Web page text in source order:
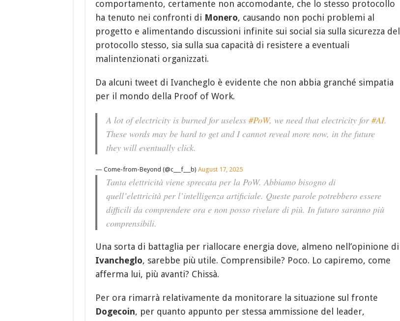
comportamento, certamente non accomodante, che lo stesso protocollo
ha tenuto nei confronti di Monero, causando non pochi problemi al
progetto e alimentando discussioni infinite sui social sia sulla sicurezza del
protocollo stesso, sia sulla sua capacità di resistere a eventuali
malintenzionati organizzati.
Da alcuni tweet di Ivancheglo è evidente che non abbia granché simpatia
per il mondo della Proof of Work.
A lot of electricity is burned for useless #PoW, we need that electricity for #AI.
These words may be hard to get and I cannot reveal more now, in the future
they will eventually click.
— Come-from-Beyond (@c___f___b) August 17, 2025
Tanta elettricità viene sprecata per la PoW. Abbiamo bisogno di
quell’elettricità per l’intelligenza artificiale. Queste parole potrebbero essere
difficili da comprendere ora e non posso rivelare di più. In futuro saranno più
comprensibili.
Una sorta di battaglia per riallocare energia dove, almeno nell’opinione di
Ivancheglo, sarebbe più utile. Comprensibile? Poco. Lo capiremo, come
afferma lui, più avanti? Chissà.
Per ora rimarrà relativamente da monitorare la situazione sul fronte
Dogecoin, per quanto appunto per stessa ammissione del leader,